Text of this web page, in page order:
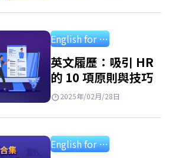
常包含兩個主要內容：問候
英文信件開頭 –…
English for professional
英文履歷：吸引 HR
的 10 項原則與技巧
2025年/02月/28日
English for professional